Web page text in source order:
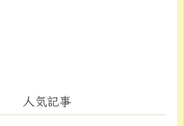
人気記事